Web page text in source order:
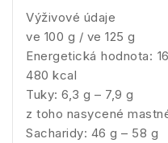
Výživové údaje
ve 100 g / ve 125 g
Energetická hodnota:
480 kcal
Tuky: 6,3 g – 7,9 g
z toho nasycené
Sacharidy: 46 g – 58 g